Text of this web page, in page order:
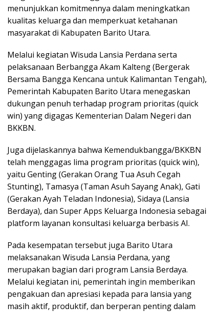
menunjukkan komitmennya dalam meningkatkan
kualitas keluarga dan memperkuat ketahanan
masyarakat di Kabupaten Barito Utara.
Melalui kegiatan Wisuda Lansia Perdana serta
pelaksanaan Berbangga Akam Kalteng (Bergerak
Bersama Bangga Kencana untuk Kalimantan Tengah),
Pemerintah Kabupaten Barito Utara menegaskan
dukungan penuh terhadap program prioritas (quick
win) yang digagas Kementerian Dalam Negeri dan
BKKBN.
Juga dijelaskannya bahwa Kemendukbangga/BKKBN
telah menggagas lima program prioritas (quick win),
yaitu Genting (Gerakan Orang Tua Asuh Cegah
Stunting), Tamasya (Taman Asuh Sayang Anak), Gati
(Gerakan Ayah Teladan Indonesia), Sidaya (Lansia
Berdaya), dan Super Apps Keluarga Indonesia sebagai
platform layanan konsultasi keluarga berbasis AI.
Pada kesempatan tersebut juga Barito Utara
melaksanakan Wisuda Lansia Perdana, yang
merupakan bagian dari program Lansia Berdaya.
Melalui kegiatan ini, pemerintah ingin memberikan
pengakuan dan apresiasi kepada para lansia yang
masih aktif, produktif, dan berperan penting dalam